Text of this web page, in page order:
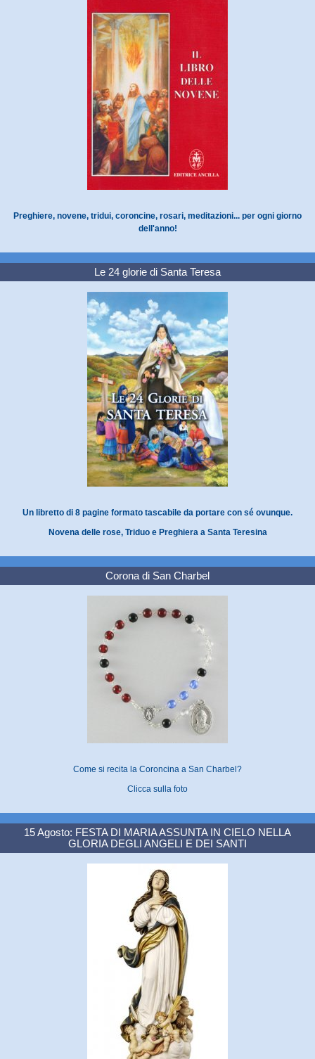
Preghiere, novene, tridui, coroncine, rosari, meditazioni... per ogni giorno
dell'anno!
Le 24 glorie di Santa Teresa
Un libretto di 8 pagine formato tascabile da portare con sé ovunque.
Novena delle rose, Triduo e Preghiera a Santa Teresina
Corona di San Charbel
Come si recita la Coroncina a San Charbel?
Clicca sulla foto
15 Agosto: FESTA DI MARIA ASSUNTA IN CIELO NELLA
GLORIA DEGLI ANGELI E DEI SANTI